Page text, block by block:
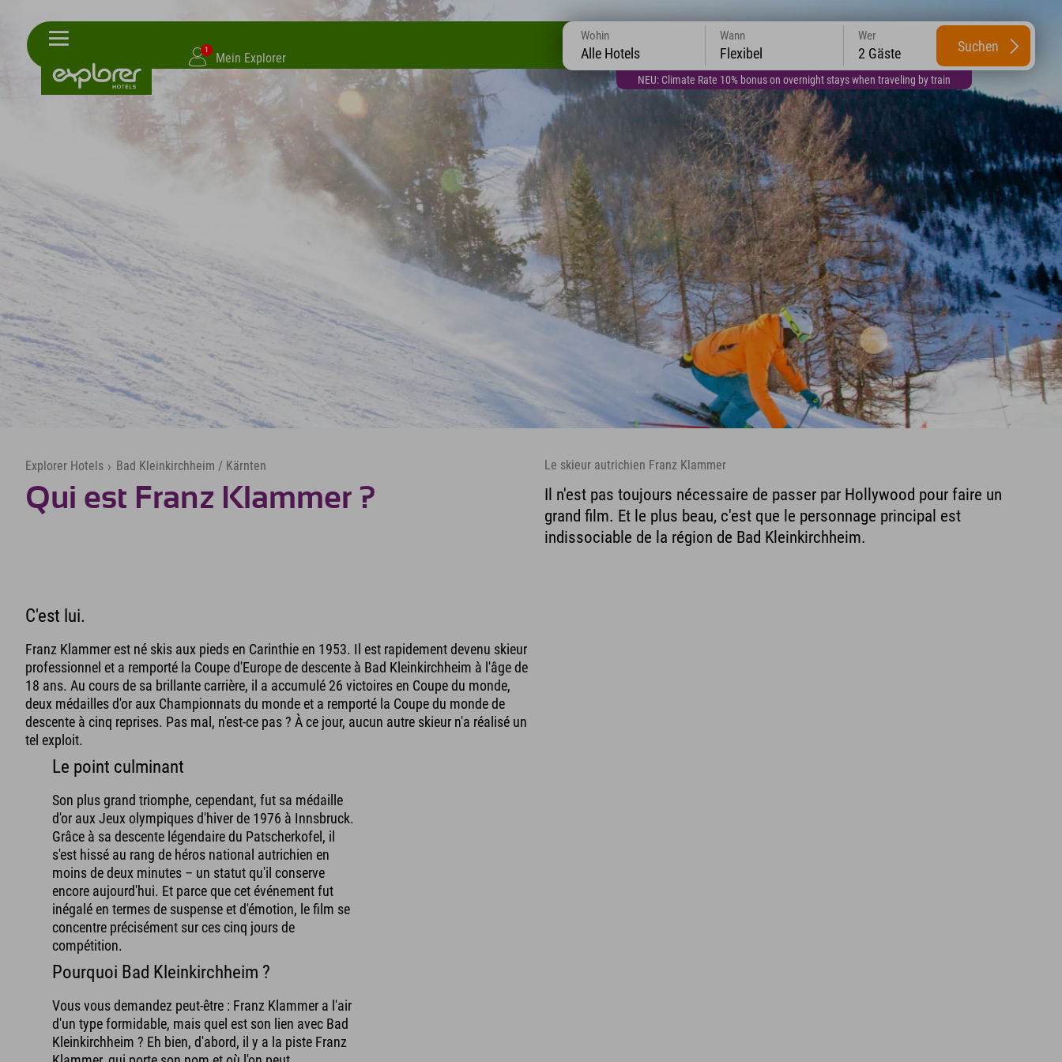
1
Mein Explorer
NEU: Climate Rate 10% bonus on overnight stays when traveling by train
Wohin
Alle Hotels
Wann
Flexibel
Wer
2 Gäste Suchen
Explorer Hotels › Bad Kleinkirchheim / Kärnten
Qui est Franz Klammer ?
Le skieur autrichien Franz Klammer
Il n'est pas toujours nécessaire de passer par Hollywood pour faire un
grand film. Et le plus beau, c'est que le personnage principal est
indissociable de la région de Bad Kleinkirchheim.
C'est lui.
Franz Klammer est né skis aux pieds en Carinthie en 1953. Il est rapidement devenu skieur
professionnel et a remporté la Coupe d'Europe de descente à Bad Kleinkirchheim à l'âge de
18 ans. Au cours de sa brillante carrière, il a accumulé 26 victoires en Coupe du monde,
deux médailles d'or aux Championnats du monde et a remporté la Coupe du monde de
descente à cinq reprises. Pas mal, n'est-ce pas ? À ce jour, aucun autre skieur n'a réalisé un
tel exploit.
Le point culminant
Son plus grand triomphe, cependant, fut sa médaille
d'or aux Jeux olympiques d'hiver de 1976 à Innsbruck.
Grâce à sa descente légendaire du Patscherkofel, il
s'est hissé au rang de héros national autrichien en
moins de deux minutes – un statut qu'il conserve
encore aujourd'hui. Et parce que cet événement fut
inégalé en termes de suspense et d'émotion, le film se
concentre précisément sur ces cinq jours de
compétition.
Pourquoi Bad Kleinkirchheim ?
Vous vous demandez peut-être : Franz Klammer a l'air
d'un type formidable, mais quel est son lien avec Bad
Kleinkirchheim ? Eh bien, d'abord, il y a la piste Franz